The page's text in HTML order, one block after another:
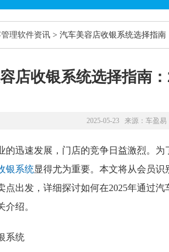
理软件资讯 > 汽车美容店收银系统选择指南
店收银系统选择指南
2025-05-23 来源： 车盈易
的迅速发展，门店的竞争日益激烈。
银系统显得尤为重要。本文将从会员
点出发，详细探讨如何在2025年通过
介绍。